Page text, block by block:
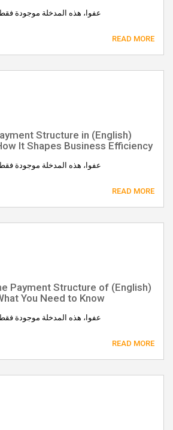
عفوا، هذه المدخلة موجودة فقط
READ MORE
Payment Structure in
It Shapes Business Efficiency
عفوا، هذه المدخلة موجودة فقط
READ MORE
the Payment Structure of
You Need to Know
عفوا، هذه المدخلة موجودة فقط
READ MORE